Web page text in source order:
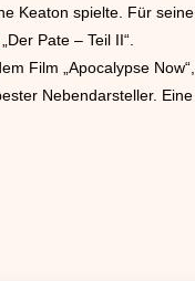
Keaton spielte. Für
„Der Pate – Teil II“.
Film „Apocalypse
Nebendarsteller.